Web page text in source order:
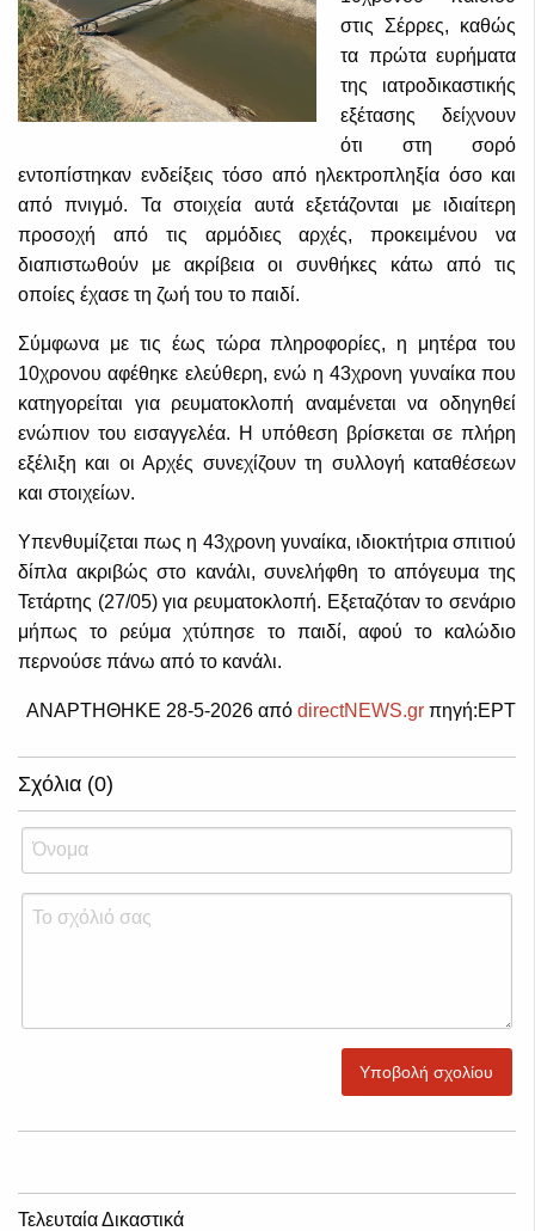
στις Σέρρες, καθώς
τα πρώτα ευρήματα
της ιατροδικαστικής
εξέτασης δείχνουν
ότι στη σορό
εντοπίστηκαν ενδείξεις τόσο από ηλεκτροπληξία όσο και
από πνιγμό. Τα στοιχεία αυτά εξετάζονται με ιδιαίτερη
προσοχή από τις αρμόδιες αρχές, προκειμένου να
διαπιστωθούν με ακρίβεια οι συνθήκες κάτω από τις
οποίες έχασε τη ζωή του το παιδί.
Σύμφωνα με τις έως τώρα πληροφορίες, η μητέρα του
10χρονου αφέθηκε ελεύθερη, ενώ η 43χρονη γυναίκα που
κατηγορείται για ρευματοκλοπή αναμένεται να οδηγηθεί
ενώπιον του εισαγγελέα. Η υπόθεση βρίσκεται σε πλήρη
εξέλιξη και οι Αρχές συνεχίζουν τη συλλογή καταθέσεων
και στοιχείων.
Υπενθυμίζεται πως η 43χρονη γυναίκα, ιδιοκτήτρια σπιτιού
δίπλα ακριβώς στο κανάλι, συνελήφθη το απόγευμα της
Τετάρτης (27/05) για ρευματοκλοπή. Εξεταζόταν το σενάριο
μήπως το ρεύμα χτύπησε το παιδί, αφού το καλώδιο
περνούσε πάνω από το κανάλι.
ΑΝΑΡΤΗΘΗΚΕ 28-5-2026 από directNEWS.gr πηγή:ΕΡΤ
Σχόλια (0)
Υποβολή σχολίου
Τελευταία Δικαστικά